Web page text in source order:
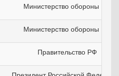
Министерство обороны РФ
Министерство обороны РФ
Правительство РФ